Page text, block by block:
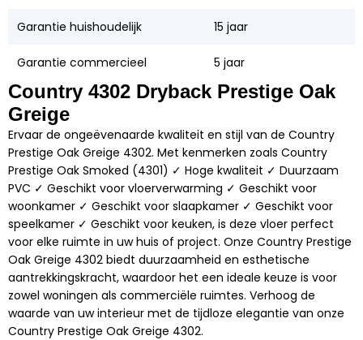
Garantie huishoudelijk 15 jaar
Garantie commercieel 5 jaar
Country 4302 Dryback Prestige Oak
Greige
Ervaar de ongeëvenaarde kwaliteit en stijl van de Country
Prestige Oak Greige 4302. Met kenmerken zoals Country
Prestige Oak Smoked (4301) ✓ Hoge kwaliteit ✓ Duurzaam
PVC ✓ Geschikt voor vloerverwarming ✓ Geschikt voor
woonkamer ✓ Geschikt voor slaapkamer ✓ Geschikt voor
speelkamer ✓ Geschikt voor keuken, is deze vloer perfect
voor elke ruimte in uw huis of project. Onze Country Prestige
Oak Greige 4302 biedt duurzaamheid en esthetische
aantrekkingskracht, waardoor het een ideale keuze is voor
zowel woningen als commerciële ruimtes. Verhoog de
waarde van uw interieur met de tijdloze elegantie van onze
Country Prestige Oak Greige 4302.